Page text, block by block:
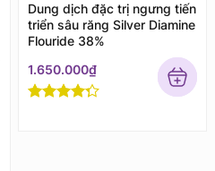
Dung dịch đặc trị ngưng tiến
triển sâu răng Silver Diamine
Flouride 38%
1.650.000₫